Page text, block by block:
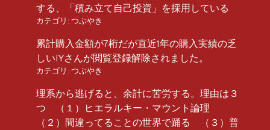
する、「積み立て自己投資」を採用している
カテゴリ: つぶやき
累計購入金額が7桁だが直近1年の購入実績の乏
しいIYさんが閲覧登録解除されました。
カテゴリ: つぶやき
理系から逃げると、余計に苦労する。理由は３
つ （１）ヒエラルキー・マウント論理
（２）間違ってることの世界で踊る （３）普